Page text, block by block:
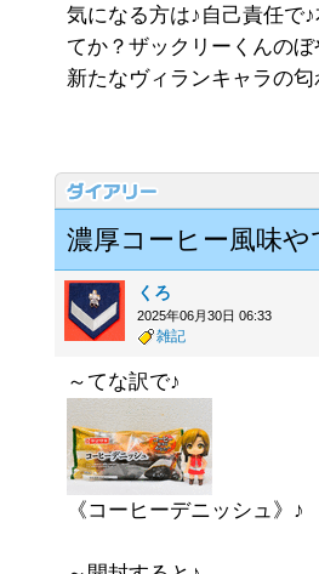
気になる方は♪自己責任で
てか？ザックリーくんの
新たなヴィランキャラの
濃厚コーヒー風味
くろ
2025年06月30日 06:33
雑記
～てな訳で♪
《コーヒーデニッシュ》♪